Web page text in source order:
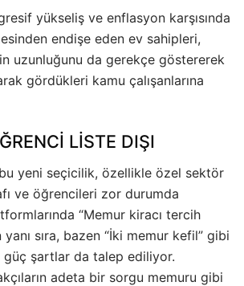
yükseliş ve enflasyon karşısında
endişe eden ev sahipleri,
uzunluğunu da gerekçe göstererek
gördükleri kamu çalışanlarına
LİSTE DIŞI
yeni seçicilik, özellikle özel sektör
ve öğrencileri zor durumda
“Memur kiracı tercih
sıra, bazen “İki memur kefil” gibi
şartlar da talep ediliyor.
adeta bir sorgu memuru gibi